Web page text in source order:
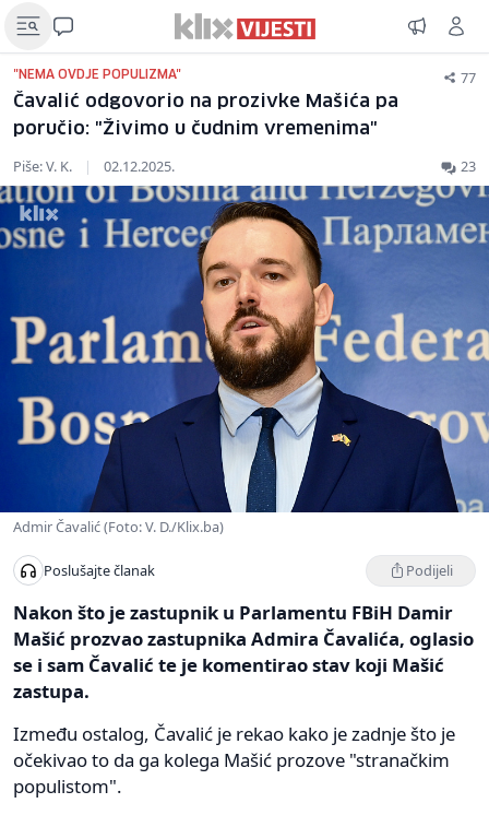
"NEMA OVDJE POPULIZMA" 77
Čavalić odgovorio na prozivke Mašića pa
poručio: "Živimo u čudnim vremenima"
Piše: V. K. | 02.12.2025. 23
Admir Čavalić (Foto: V. D./Klix.ba)
Poslušajte članak Podijeli
Nakon što je zastupnik u Parlamentu FBiH Damir
Mašić prozvao zastupnika Admira Čavalića, oglasio
se i sam Čavalić te je komentirao stav koji Mašić
zastupa.
Između ostalog, Čavalić je rekao kako je zadnje što je
očekivao to da ga kolega Mašić prozove "stranačkim
populistom".